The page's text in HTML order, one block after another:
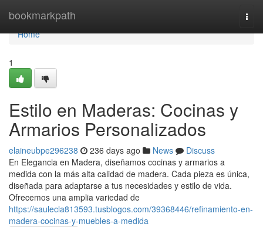
bookmarkpath
Home
Home
1
Estilo en Maderas: Cocinas y
Armarios Personalizados
elaineubpe296238 236 days ago News
Discuss
En Elegancia en Madera, diseñamos cocinas y armarios a
medida con la más alta calidad de madera. Cada pieza es única,
diseñada para adaptarse a tus necesidades y estilo de vida.
Ofrecemos una amplia variedad de
https://saulecla813593.tusblogos.com/39368446/refinamiento-en-
madera-cocinas-y-muebles-a-medida